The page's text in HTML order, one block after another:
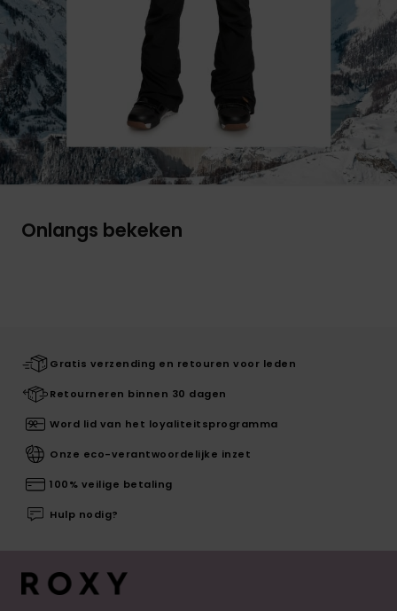
Onlangs bekeken
Gratis verzending en retouren voor leden
Retourneren binnen 30 dagen
Word lid van het loyaliteitsprogramma
Onze eco-verantwoordelijke inzet
100% veilige betaling
Hulp nodig?